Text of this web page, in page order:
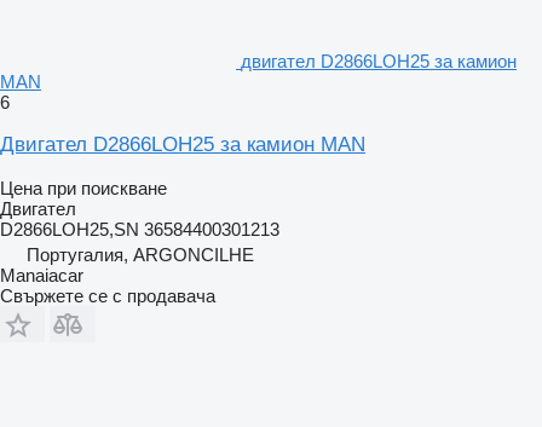
двигател D2866LOH25 за камион
MAN
6
Двигател D2866LOH25 за камион MAN
Цена при поискване
Двигател
D2866LOH25,SN 36584400301213
Португалия, ARGONCILHE
Manaiacar
Свържете се с продавача